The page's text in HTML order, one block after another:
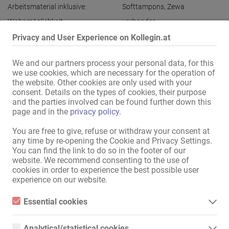
Privacy and User Experience on Kollegin.at
We and our partners process your personal data, for this
we use cookies, which are necessary for the operation of
the website. Other cookies are only used with your
consent. Details on the types of cookies, their purpose
and the parties involved can be found further down this
page and in the privacy policy.
You are free to give, refuse or withdraw your consent at
any time by re-opening the Cookie and Privacy Settings.
You can find the link to do so in the footer of our
website. We recommend consenting to the use of
cookies in order to experience the best possible user
experience on our website.
Essential cookies
Essential cookies are all cookies necessary for the operation of
Arbeitsmaterial inklusive: Softtampons, Zewa
Wohnmöglichkeit:
vorhanden
Übernachtungsmöglichkeit:
vorhanden,im Arbeitszimmer
Arbeitspapieren
Adressen-Ausstattung
Internet:
im Haus:
Waschmaschine,Trockner
Küche:
Einbauküche,mit Sitz- und
Essmöglichkeit,
gemeinschaftliche Nutzung
Außendarstellung / Zugang:
Damen-Parkplätze:
vorhanden